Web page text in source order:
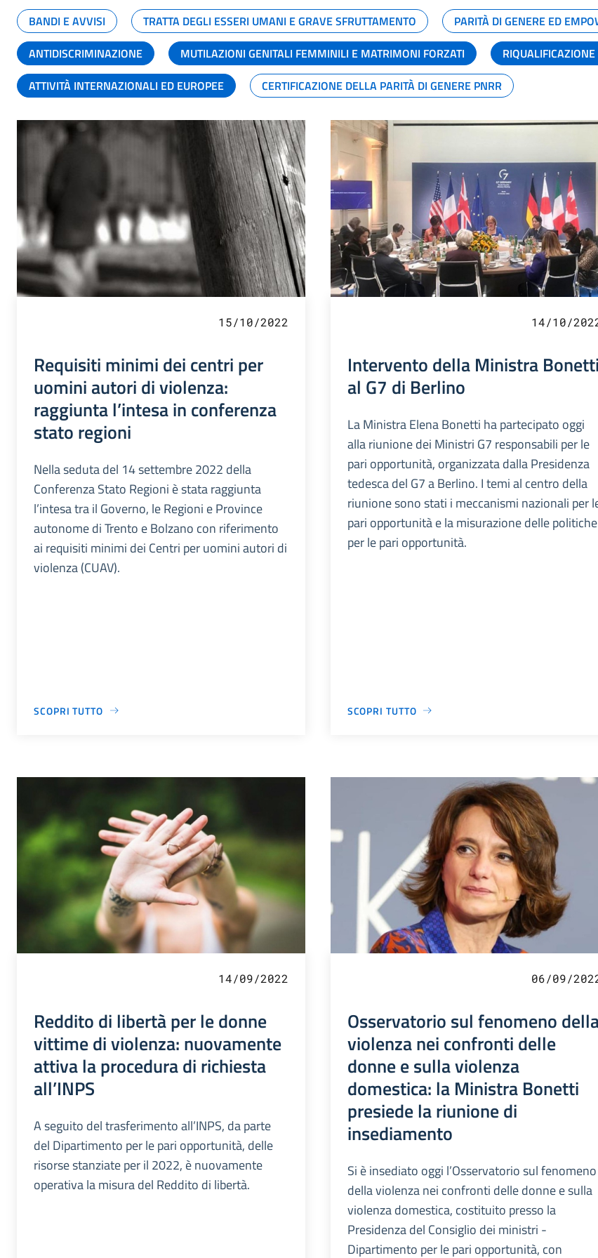
BANDI E AVVISI TRATTA DEGLI ESSERI UMANI E GRAVE SFRUTTAMENTO PARITÀ DI GENERE ED
ANTIDISCRIMINAZIONE
MUTILAZIONI GENITALI FEMMINILI E MATRIMONI FORZATI
ATTIVITÀ INTERNAZIONALI ED EUROPEE
CERTIFICAZIONE DELLA PARITÀ DI GENERE PNRR
15/10/2022
Requisiti minimi dei centri per
uomini autori di violenza:
raggiunta l’intesa in conferenza
stato regioni
Nella seduta del 14 settembre 2022 della
Conferenza Stato Regioni è stata raggiunta
l’intesa tra il Governo, le Regioni e Province
autonome di Trento e Bolzano con riferimento
ai requisiti minimi dei Centri per uomini autori di
violenza (CUAV).
SCOPRI TUTTO
14/10/
Intervento della Ministra Bonetti
al G7 di Berlino
La Ministra Elena Bonetti ha partecipato oggi
alla riunione dei Ministri G7 responsabili per le
pari opportunità, organizzata dalla Presidenza
tedesca del G7 a Berlino. I temi al centro della
riunione sono stati i meccanismi nazionali per
pari opportunità e la misurazione delle politiche
per le pari opportunità.
SCOPRI TUTTO
14/09/2022
Reddito di libertà per le donne
vittime di violenza: nuovamente
attiva la procedura di richiesta
all’INPS
A seguito del trasferimento all’INPS, da parte
del Dipartimento per le pari opportunità, delle
risorse stanziate per il 2022, è nuovamente
operativa la misura del Reddito di libertà.
06/09/
Osservatorio sul fenomeno
violenza nei confronti delle
donne e sulla violenza
domestica: la Ministra Bonetti
presiede la riunione di
insediamento
Si è insediato oggi l’Osservatorio sul fenomeno
della violenza nei confronti delle donne e sulla
violenza domestica, costituito presso la
Presidenza del Consiglio dei ministri -
Dipartimento per le pari opportunità, con